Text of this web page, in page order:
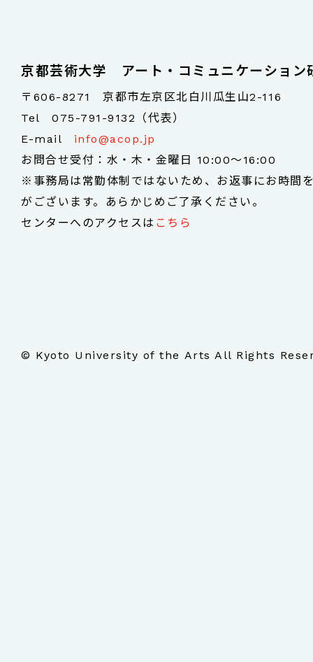
京都芸術大学 アート・コミュニケーション
〒606-8271 京都市左京区北白川瓜生山2-116
Tel075-791-9132（代表）
E-mail info@acop.jp
お問合せ受付：水・木・金曜日 10:00～16:00
※事務局は常勤体制ではないため、お返事にお時間
がございます。あらかじめご了承ください。
センターへのアクセスは こちら
© Kyoto University of the Arts All Rights